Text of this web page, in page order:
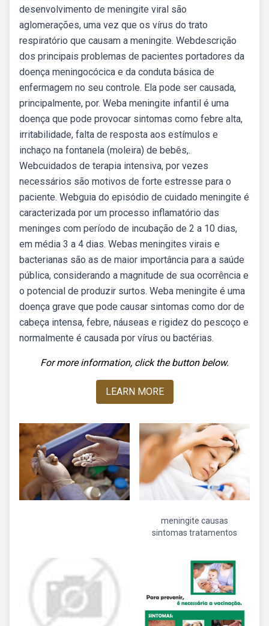
desenvolvimento de meningite viral são
aglomerações, uma vez que os vírus do trato
respiratório que causam a meningite. Webdescrição
dos principais problemas de pacientes portadores da
doença meningocócica e da conduta básica de
enfermagem no seu controle. Ela pode ser causada,
principalmente, por. Weba meningite infantil é uma
doença que pode provocar sintomas como febre alta,
irritabilidade, falta de resposta aos estímulos e
inchaço na fontanela (moleira) de bebês,.
Webcuidados de terapia intensiva, por vezes
necessários são motivos de forte estresse para o
paciente. Webguia do episódio de cuidado meningite é
caracterizada por um processo inflamatório das
meninges com período de incubação de 2 a 10 dias,
em média 3 a 4 dias. Webas meningites virais e
bacterianas são as de maior importância para a saúde
pública, considerando a magnitude de sua ocorrência e
o potencial de produzir surtos. Weba meningite é uma
doença grave que pode causar sintomas como dor de
cabeça intensa, febre, náuseas e rigidez do pescoço e
normalmente é causada por vírus ou bactérias.
For more information, click the button below.
LEARN MORE
meningite causas
sintomas tratamentos